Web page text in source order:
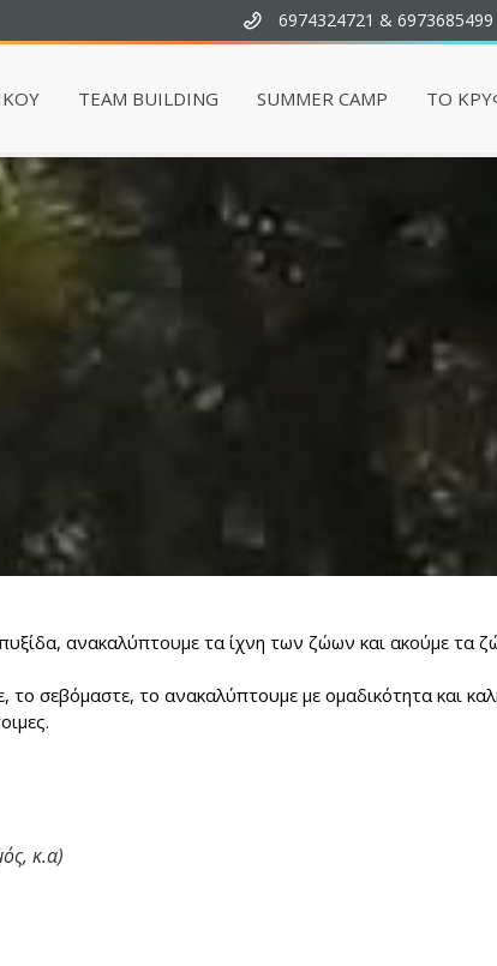
6974324721 & 6973685499
TEAM BUILDING SUMMER CAMP ΤΟ
ανακαλύπτουμε τα ίχνη των ζώων και ακούμε τα
σεβόμαστε, το ανακαλύπτουμε με ομαδικότητα και
κ.α)